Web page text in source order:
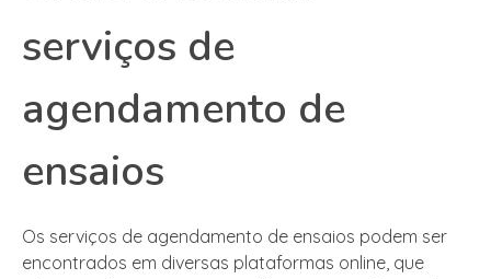
serviços de
agendamento de
ensaios
Os serviços de agendamento de ensaios podem ser
encontrados em diversas plataformas online, que